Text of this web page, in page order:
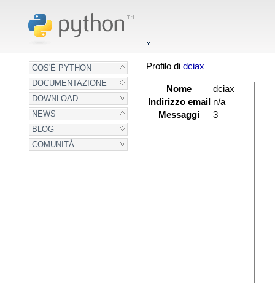
COS'È PYTHON
DOCUMENTAZIONE
DOWNLOAD
NEWS
BLOG
COMUNITÀ
Profilo di dciax
Nome
dciax
Indirizzo email n/a
Messaggi
3